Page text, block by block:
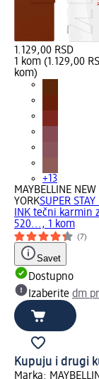
1.129,00 RSD
1 kom (1.129,00
kom)
+13
MAYBELLINE NEW
YORKSUPER
INK tečni karmin
520..., 1 kom
(7)
Savet
Dostupno
Izaberite dm
Kupuju i drugi
Marka: